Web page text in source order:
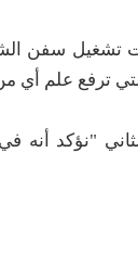
تشغيل سفن
ترفع علم أي
إلى مسؤولين بقطاع الشحن